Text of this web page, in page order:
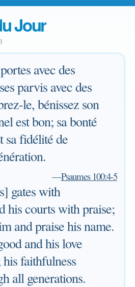
Jour
avec des
parvis avec des
le, bénissez son
est bon; sa bonté
sa fidélité de
—Psaumes 100:4-5
gates with
his courts with praise;
and praise his name.
and his love
faithfulness
all generations.